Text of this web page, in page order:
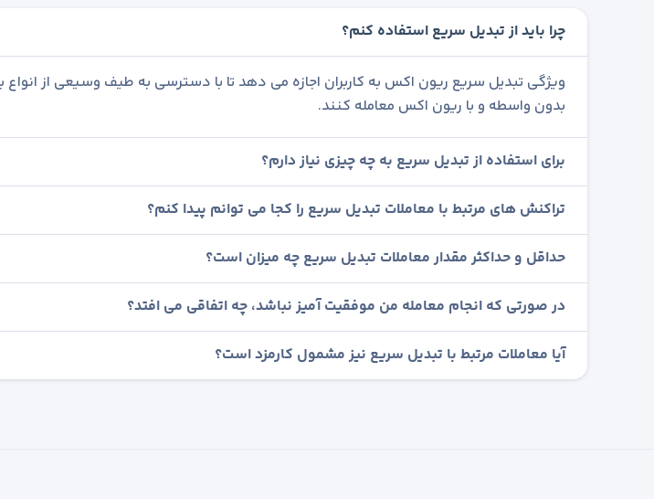
چرا باید از تبدیل سریع استفاده کنم؟
ویژگی تبدیل سریع ریون اکس به کاربران اجازه می دهد تا با دسترسی به طیف وسیعی از انواع
بدون واسطه و با ریون اکس معامله کنند.
برای استفاده از تبدیل سریع به چه چیزی نیاز دارم؟
تراکنش های مرتبط با معاملات تبدیل سریع را کجا می توانم پیدا کنم؟
حداقل و حداکثر مقدار معاملات تبدیل سریع چه میزان است؟
در صورتی که انجام معامله من موفقیت آمیز نباشد، چه اتفاقی می افتد؟
آیا معاملات مرتبط با تبدیل سریع نیز مشمول کارمزد است؟